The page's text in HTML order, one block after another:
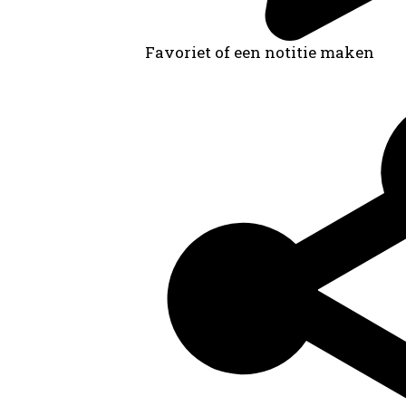
Favoriet of een notitie maken